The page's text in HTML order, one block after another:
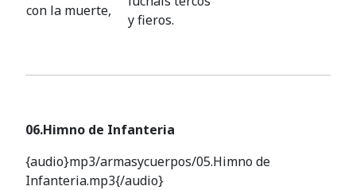
con la muerte,
y fieros.
06.Himno de Infanteria
{audio}mp3/armasycuerpos/05.Himno de
Infanteria.mp3{/audio}